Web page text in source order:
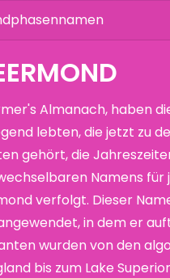
Almanach, haben
lebten, die jetzt zu
gehört, die
Namens für
verfolgt. Dieser
in dem er
wurden von den
bis zum Lake